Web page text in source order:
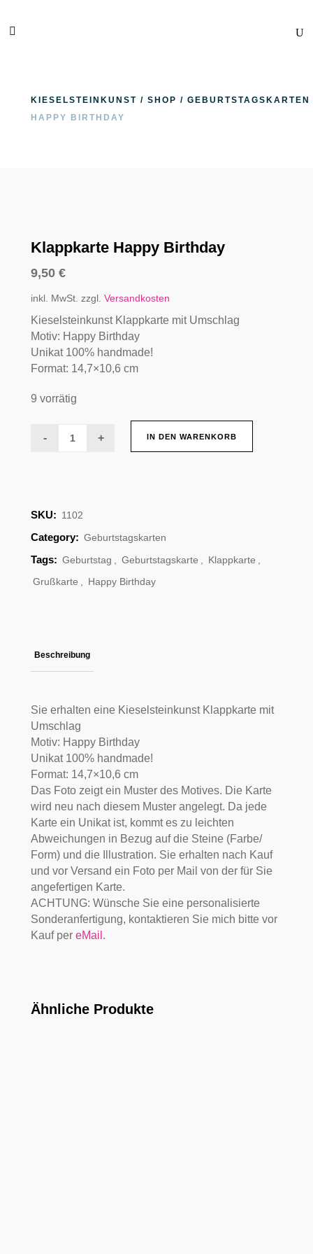
KIESELSTEINKUNST / SHOP / GEBURTSTAGSKARTEN
HAPPY BIRTHDAY
Klappkarte Happy Birthday
9,50 €
inkl. MwSt. zzgl. Versandkosten
Kieselsteinkunst Klappkarte mit Umschlag
Motiv: Happy Birthday
Unikat 100% handmade!
Format: 14,7×10,6 cm
9 vorrätig
Klappkarte
quantity
IN DEN WARENKORB
SKU: 1102
Category: Geburtstagskarten
Tags: Geburtstag Geburtstagskarte Klappkarte
Grußkarte
Happy Birthday
Beschreibung
Sie erhalten eine Kieselsteinkunst Klappkarte mit
Umschlag
Motiv: Happy Birthday
Unikat 100% handmade!
Format: 14,7×10,6 cm
Das Foto zeigt ein Muster des Motives. Die Karte
wird neu nach diesem Muster angelegt. Da jede
Karte ein Unikat ist, kommt es zu leichten
Abweichungen in Bezug auf die Steine (Farbe/
Form) und die Illustration. Sie erhalten nach Kauf
und vor Versand ein Foto per Mail von der für Sie
angefertigen Karte.
ACHTUNG: Wünsche Sie eine personalisierte
Sonderanfertigung, kontaktieren Sie mich bitte vor
Kauf per eMail.
Ähnliche Produkte